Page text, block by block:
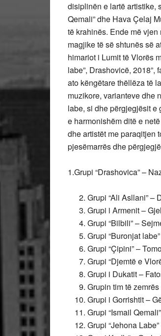
disiplinën e lartë artistike,
Qemali” dhe Hava Çelaj
të krahinës. Ende më
magjike të së shtunës së
himariot i Lumit të Vlorës
labe”, Drashovicë,
ato këngëtare thëllëza të
muzikore, varianteve dhe
labe, si dhe përgjegjësit e
e harmonishëm ditë e
dhe artistët me paraqitjen
pjesëmarrës dhe
1.Grupi “Drashovica” –
Grupi “Ali Asllani” –
Grupi i Armenit –
Grupi “Bilbili” –
Grupi “Buronjat
Grupi “Çipini” –
Grupi “Djemtë e
Grupi i Dukatit –
Grupin tim të
Grupi i Gorrishtit –
Grupi “Ismail
Grupi “Jehona